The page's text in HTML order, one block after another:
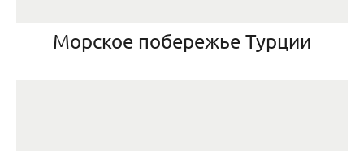
Морское побережье Турции